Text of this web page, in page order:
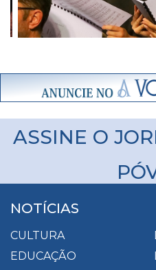
ASSINE O
NOTÍCIAS
CULTURA
EDUCAÇÃO